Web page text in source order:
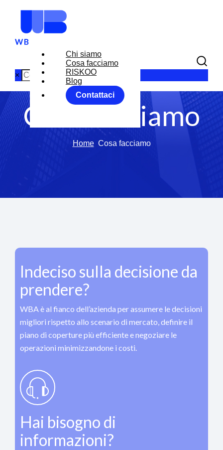
Chi siamo
Cosa facciamo
RISKOO
Blog
Contattaci
×
Cosa facciamo
Home Cosa facciamo
Indeciso sulla decisione da
prendere?
WBA è al fianco dell’azienda per assumere le decisioni
migliori rispetto allo scenario di mercato, definire il
piano di coperture più efficiente e negoziare le
operazioni minimizzandone i costi.
Hai bisogno di
informazioni?